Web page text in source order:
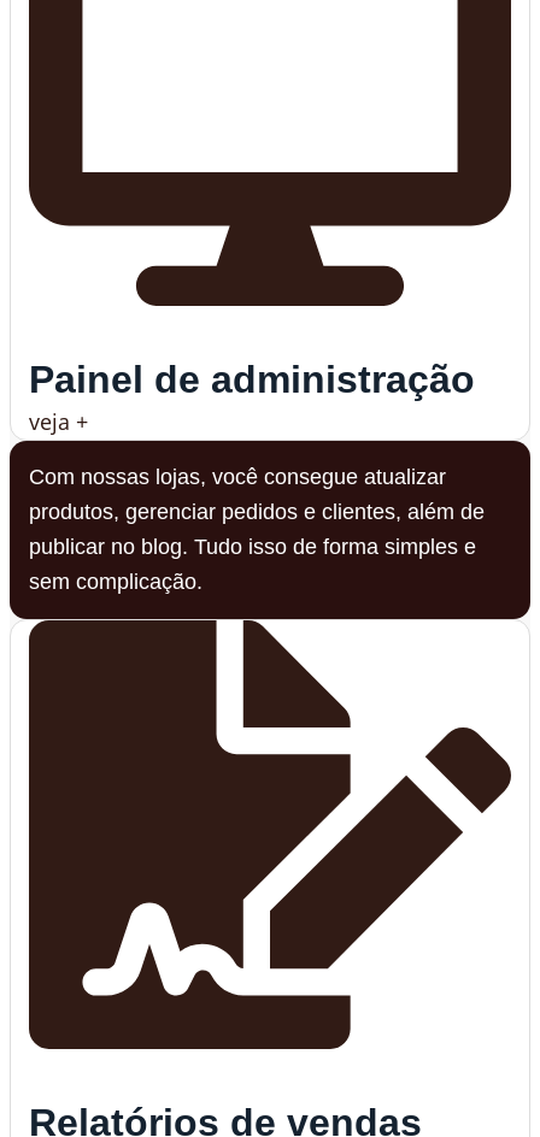
Painel de administração
veja +
Com nossas lojas, você consegue atualizar
produtos, gerenciar pedidos e clientes, além de
publicar no blog. Tudo isso de forma simples e
sem complicação.
Relatórios de vendas